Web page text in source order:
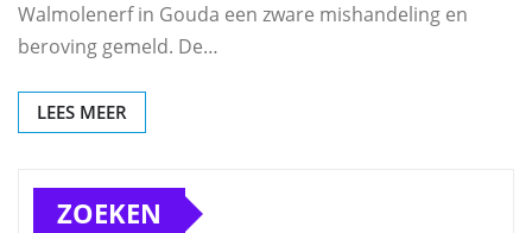
Walmolenerf in Gouda een zware mishandeling en
beroving gemeld. De…
LEES MEER
ZOEKEN